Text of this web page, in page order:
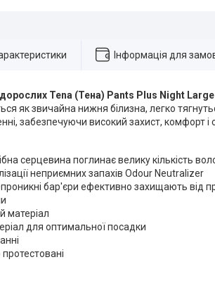
Інформація для
Tena (Тена) Pants Plus Night Large
як звичайна нижня білизна, легко
забезпечуючи високий захист, комфорт і
серцевина поглинає велику кількість
неприємних запахів Odour Neutralizer
бар'єри ефективно захищають від
матеріал
для оптимальної посадки